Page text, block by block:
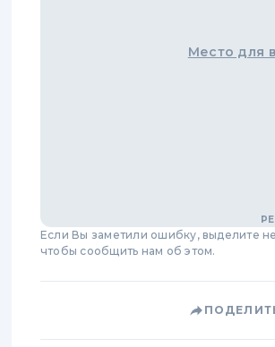
Место для
Если Вы заметили ошибку, выделите
чтобы сообщить нам об этом.